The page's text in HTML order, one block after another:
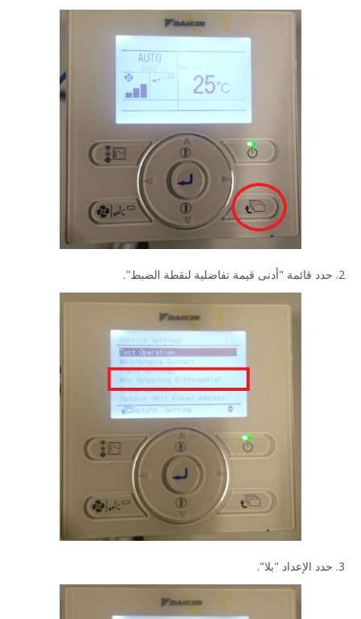
2. حدد قائمة "أدنى قيمة تفاضلية لنقطة الضبط".
3. حدد الإعداد "بلا".